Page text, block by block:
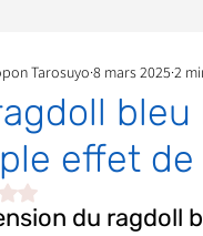
& Éducation
effet de
Tarosuyo 8 mars 2025 2
NaN étoiles sur 5.
du ragdoll